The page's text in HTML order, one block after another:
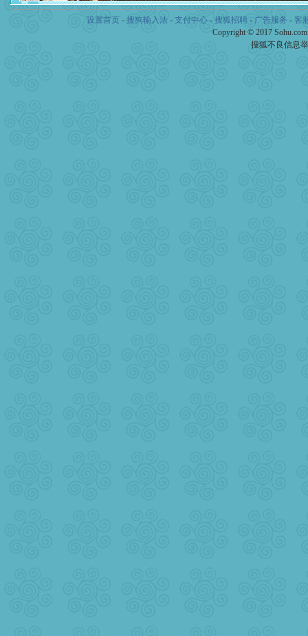
[春节]传说薰衣草有四片叶
片叶子是希望，第三片叶
送你一棵薰衣草，愿你新年
设置首页 - 搜狗输入法 - 支付中心- 搜狐招聘- 广告服务 - 客
Copyright © 2017
搜狐不良信息